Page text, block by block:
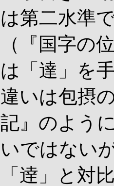
は第二水準
（『国字の
は「達」を
違いは包摂
記』のよう
いではない
「逹」と対